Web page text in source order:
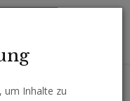
um Inhalte zu